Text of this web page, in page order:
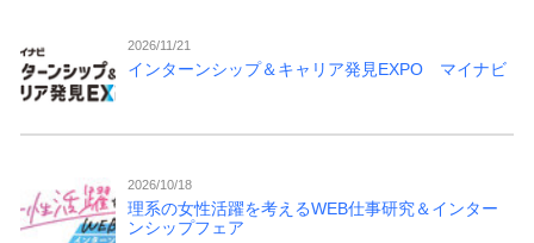
2026/11/21
インターンシップ＆キャリア発見EXPO マイナビ
2026/10/18
理系の女性活躍を考えるWEB仕事研究＆インター
ンシップフェア